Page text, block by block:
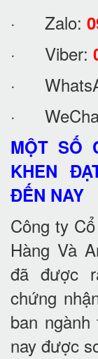
· Zalo:
· Viber:
·
·
MỘT SỐ
KHEN
ĐẾN NAY
Công ty
Hàng Và
đã được
chứng
ban
nay được